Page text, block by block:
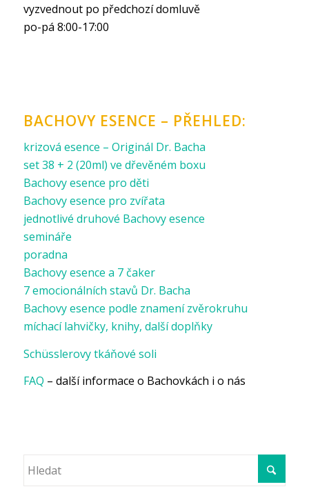
vyzvednout po předchozí domluvě
po-pá 8:00-17:00
BACHOVY ESENCE – PŘEHLED:
krizová esence – Originál Dr. Bacha
set 38 + 2 (20ml) ve dřevěném boxu
Bachovy esence pro děti
Bachovy esence pro zvířata
jednotlivé druhové Bachovy esence
semináře
poradna
Bachovy esence a 7 čaker
7 emocionálních stavů Dr. Bacha
Bachovy esence podle znamení zvěrokruhu
míchací lahvičky, knihy, další doplňky
Schüsslerovy tkáňové soli
FAQ – další informace o Bachovkách i o nás